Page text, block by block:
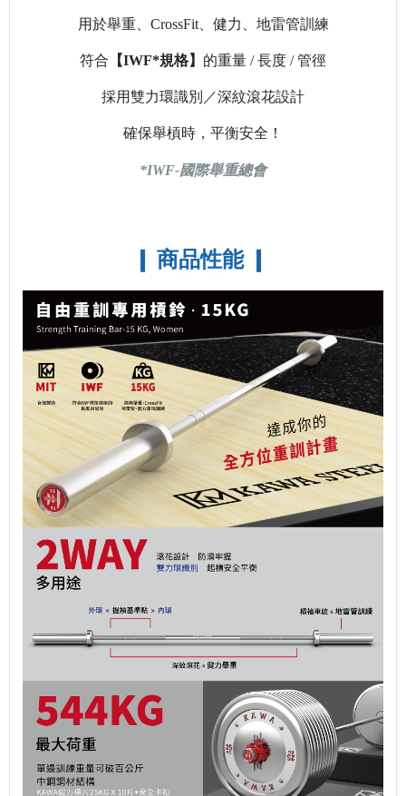
用於舉重、CrossFit、 健力、 地雷管訓練
符合 【IWF*規格】 的重量 / 長度 / 管徑
採用雙力環識別 ／深紋滾花設計
確保舉槓時，平衡安全！
*IWF-國際舉重總會
❙ 商品性能